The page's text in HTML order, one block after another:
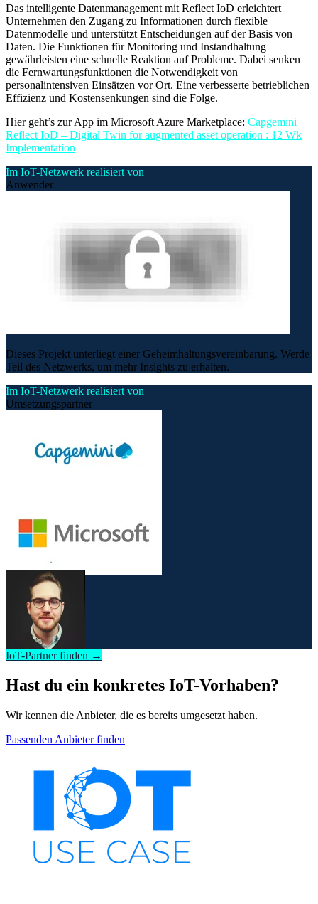
Das intelligente Datenmanagement mit Reflect IoD erleichtert
Unternehmen den Zugang zu Informationen durch flexible
Datenmodelle und unterstützt Entscheidungen auf der Basis von
Daten. Die Funktionen für Monitoring und Instandhaltung
gewährleisten eine schnelle Reaktion auf Probleme. Dabei senken
die Fernwartungsfunktionen die Notwendigkeit von
personalintensiven Einsätzen vor Ort. Eine verbesserte betrieblichen
Effizienz und Kostensenkungen sind die Folge.
Hier geht’s zur App im Microsoft Azure Marketplace: Capgemini
Reflect IoD – Digital Twin for augmented asset operation : 12 Wk
Implementation
Im IoT-Netzwerk realisiert von
Anwender
Dieses Projekt unterliegt einer Geheimhaltungsvereinbarung. Werde
Teil des Netzwerks, um mehr Insights zu erhalten.
Im IoT-Netzwerk realisiert von
Umsetzungspartner
IoT-Partner finden →
Hast du ein konkretes IoT-Vorhaben?
Wir kennen die Anbieter, die es bereits umgesetzt haben.
Passenden Anbieter finden